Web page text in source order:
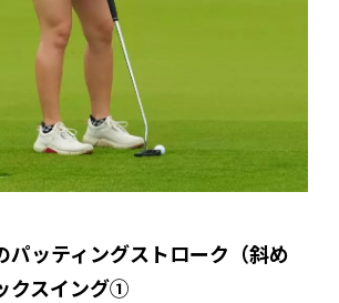
パッティングストローク（斜め
クスイング①